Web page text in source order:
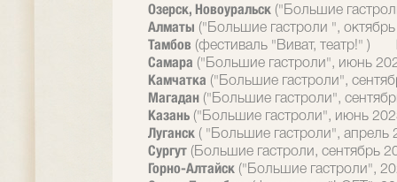
Озерск, Новоуральск ("Большие
Алматы ("Большие гастроли ",
Тамбов (фестиваль "Виват, театр!" )
Самара ("Большие гастроли", июнь
Камчатка ("Большие гастроли",
Магадан ("Большие гастроли",
Казань ("Большие гастроли", июнь
Луганск ( "Большие гастроли", апрель
Сургут (Большие гастроли, сентябрь
Горно-Алтайск ("Большие гастроли",